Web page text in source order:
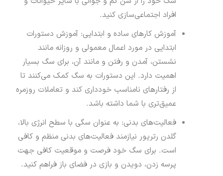
افراد اجتماعی‌سازی کنید.
آموزش کارهای ساده و ابتدایی: آموزش دستورات
ابتدایی در مورد اعمال معمولی و روزانه مانند
نشستن، آمدن و رفتن و مانند آن، برای سگ بسیار
اهمیت دارد. این دستورات به سگ کمک می‌کنند تا
از رفتارهای نامناسب خودداری کند و تعاملات روزمره
عمیق‌تری با شما داشته باشد.
فعالیت‌های بدنی: به عنوان سگی با سطح انرژی بالا،
گلدن رتریور نیازمند فعالیت‌های بدنی منظم و کافی
است. برای سگ خود فرصت‌ و موقعیت کافی جهت
پرسه زدن، دویدن و بازی در فضای باز فراهم کنید.